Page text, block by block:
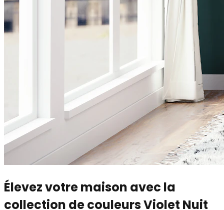
Élevez votre maison avec la
collection de couleurs Violet Nuit